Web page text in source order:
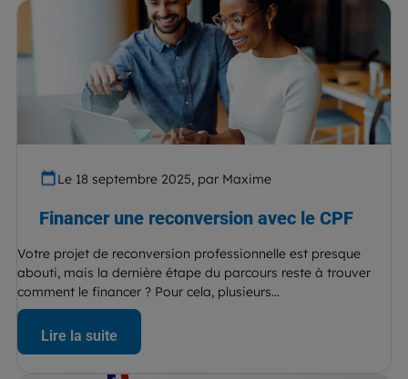
Le 18 septembre 2025, par Maxime
Financer une reconversion avec le CPF
Votre projet de reconversion professionnelle est presque
abouti, mais la dernière étape du parcours reste à trouver
comment le financer ? Pour cela, plusieurs...
Lire la suite